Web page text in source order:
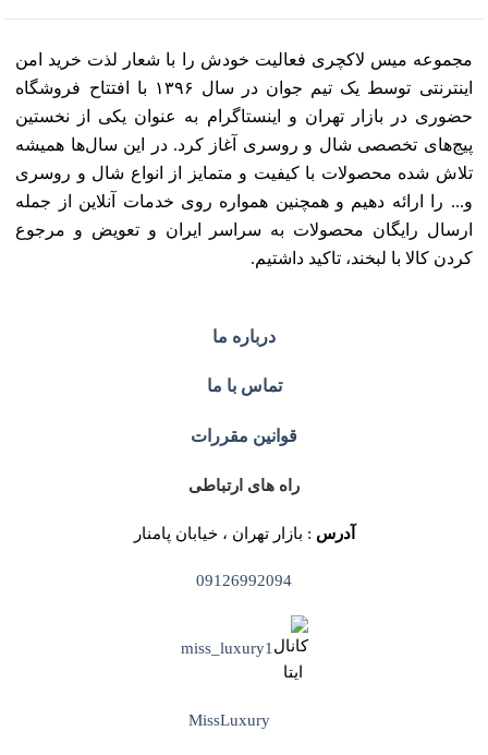
مجموعه میس لاکچری فعالیت خودش را با شعار لذت خرید امن
اینترنتی توسط یک تیم جوان در سال ۱۳۹۶ با افتتاح فروشگاه
حضوری در بازار تهران و اینستاگرام به عنوان یکی از نخستین
پیج‌های تخصصی شال و روسری آغاز کرد. در این سال‌ها همیشه
تلاش شده محصولات با کیفیت و متمایز از انواع شال و روسری
و... را ارائه دهیم و همچنین همواره روی خدمات آنلاین از جمله
ارسال رایگان محصولات به سراسر ایران و تعویض و مرجوع
کردن کالا با لبخند، تاکید داشتیم.
درباره ما
تماس با ما
قوانین مقررات
راه های ارتباطی
آدرس : بازار تهران ، خیابان پامنار
09126992094
miss_luxury1
MissLuxury